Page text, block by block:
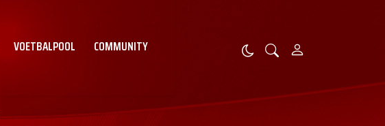
VOETBALPOOL COMMUNITY